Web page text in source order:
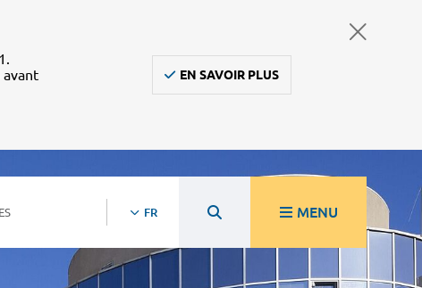
avant
EN SAVOIR PLUS
FR MENU